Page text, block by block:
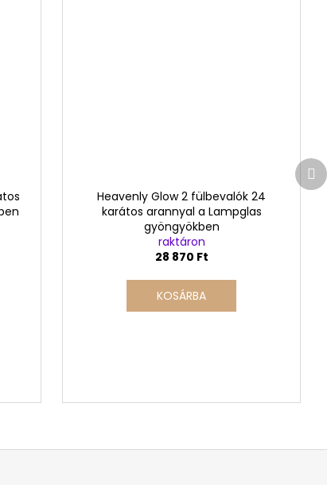
Heavenly Glow 2 fülbevalók 24
karátos arannyal a Lampglas
gyöngyökben
raktáron
28 870 Ft
KOSÁRBA